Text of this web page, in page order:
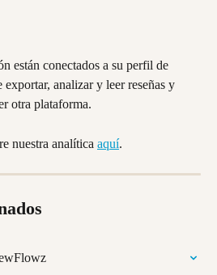
están conectados a su perfil de
analizar y leer reseñas y
otra plataforma.
nuestra analítica aquí.